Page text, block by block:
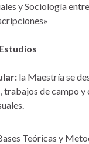
y Sociología
la Maestría se
trabajos de campo y
Teóricas y